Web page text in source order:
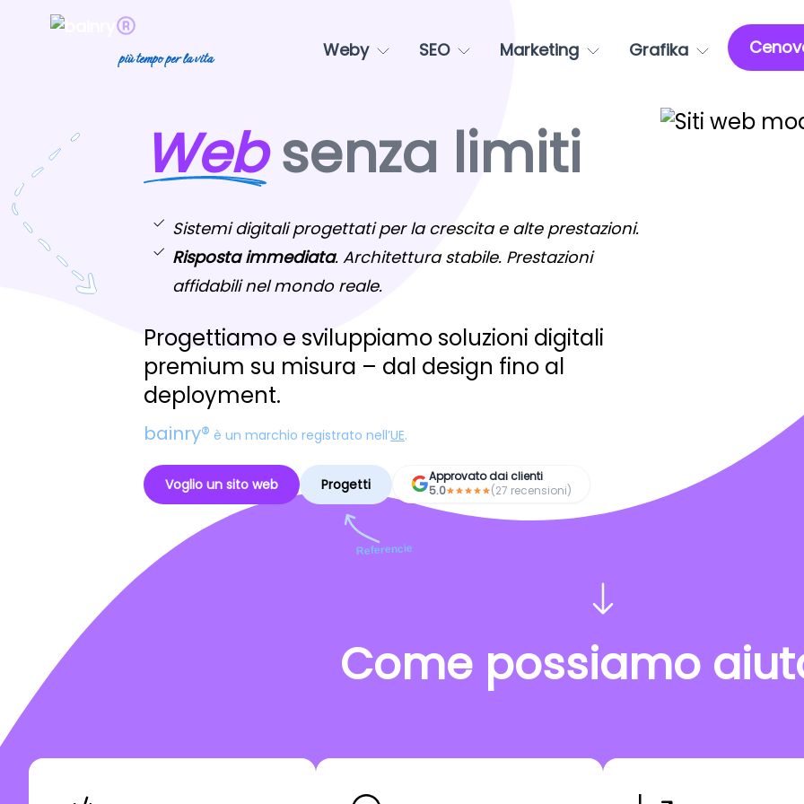
più tempo per la vita Weby SEO Marketing Grafika
Websenza limiti
Sistemi digitali progettati per la crescita e alte prestazioni.
Risposta immediata. Architettura stabile. Prestazioni
affidabili nel mondo reale.
Progettiamo e sviluppiamo soluzioni digitali
premium su misura – dal design fino al
deployment.
bainry® è un marchio registrato nell’UE.
Voglio un sito web Progetti
Referencie
Approvato dai clienti
5.0
(27 recensioni)
Come possiamo